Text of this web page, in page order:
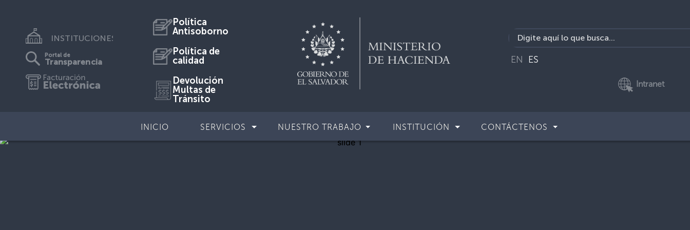
INSTITUCIONES
Portal de
Transparencia
Política
Antisoborno
Política de
calidad
Devolución
Multas de
Tránsito
EN ES
Intranet
INICIO SERVICIOS NUESTRO TRABAJO INSTITUCIÓN CONTÁCTENOS